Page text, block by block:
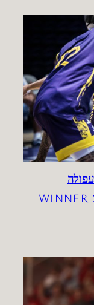
ליגת WINNER